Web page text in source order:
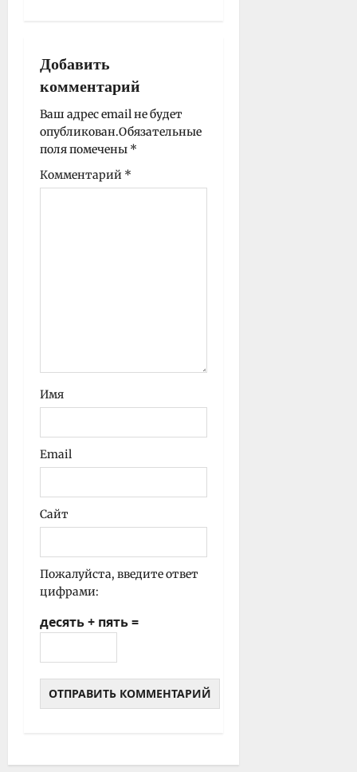
а
п
и
с
и
Добавить
комментарий
Ваш адрес email не будет
опубликован.Обязательные
поля помечены *
Комментарий *
Имя
Email
Сайт
Пожалуйста, введите ответ
цифрами:
десять + пять =